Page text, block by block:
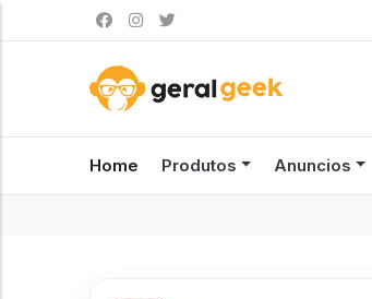
Home Produtos Anuncios